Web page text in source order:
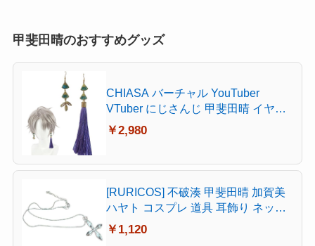
甲斐田晴のおすすめグッズ
CHIASA バーチャル YouTuber
VTuber にじさんじ 甲斐田晴 イヤリ
ング 浴衣 和服 コスプレ 小物 キャラ
クター 風 アクセサリー ピアス 変装
ス【耳穴あり】)
￥2,980
[RURICOS] 不破湊 甲斐田晴 加賀美
ハヤト コスプレ 道具 耳飾り ネック
レス ピアス イヤリング VTuber スタ
イル 新衣装 コスチューム アクセサ
￥1,120